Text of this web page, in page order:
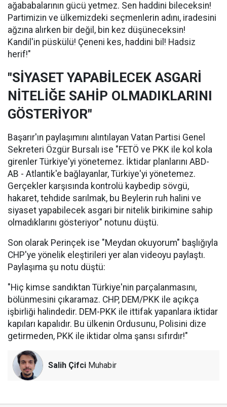
ağababalarının gücü yetmez. Sen haddini bileceksin!
Partimizin ve ülkemizdeki seçmenlerin adını, iradesini
ağzına alırken bir değil, bin kez düşüneceksin!
Kandil'in püskülü! Çeneni kes, haddini bil! Hadsiz
herif!"
"SİYASET YAPABİLECEK ASGARİ
NİTELİĞE SAHİP OLMADIKLARINI
GÖSTERİYOR"
Başarır'ın paylaşımını alıntılayan Vatan Partisi Genel
Sekreteri Özgür Bursalı ise "FETÖ ve PKK ile kol kola
girenler Türkiye'yi yönetemez. İktidar planlarını ABD-
AB - Atlantik'e bağlayanlar, Türkiye'yi yönetemez.
Gerçekler karşısında kontrolü kaybedip sövgü,
hakaret, tehdide sarılmak, bu Beylerin ruh halini ve
siyaset yapabilecek asgari bir nitelik birikimine sahip
olmadıklarını gösteriyor" notunu düştü.
Son olarak Perinçek ise "Meydan okuyorum" başlığıyla
CHP'ye yönelik eleştirileri yer alan videoyu paylaştı.
Paylaşıma şu notu düştü:
"Hiç kimse sandıktan Türkiye'nin parçalanmasını,
bölünmesini çıkaramaz. CHP, DEM/PKK ile açıkça
işbirliği halindedir. DEM-PKK ile ittifak yapanlara iktidar
kapıları kapalıdır. Bu ülkenin Ordusunu, Polisini dize
getirmeden, PKK ile iktidar olma şansı sıfırdır!"
Salih Çifci Muhabir